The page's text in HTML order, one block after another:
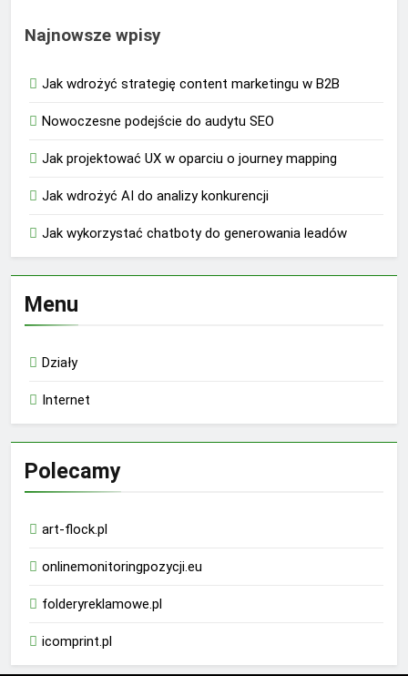
Najnowsze wpisy
Jak wdrożyć strategię content marketingu w B2B
Nowoczesne podejście do audytu SEO
Jak projektować UX w oparciu o journey mapping
Jak wdrożyć AI do analizy konkurencji
Jak wykorzystać chatboty do generowania leadów
Menu
Działy
Internet
Polecamy
art-flock.pl
onlinemonitoringpozycji.eu
folderyreklamowe.pl
icomprint.pl